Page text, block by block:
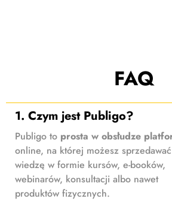
FAQ
1. Czym jest Publigo?
Publigo to prosta w obsłudze
online, na której możesz
wiedzę w formie kursów, e-booków,
webinarów, konsultacji albo nawet
produktów fizycznych.